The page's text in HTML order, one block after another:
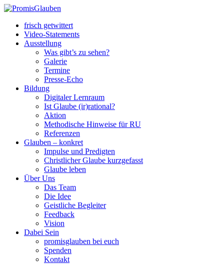
frisch getwittert
Video-Statements
Ausstellung
Was gibt’s zu sehen?
Galerie
Termine
Presse-Echo
Bildung
Digitaler Lernraum
Ist Glaube (ir)rational?
Aktion
Methodische Hinweise für RU
Referenzen
Glauben – konkret
Impulse und Predigten
Christlicher Glaube kurzgefasst
Glaube leben
Über Uns
Das Team
Die Idee
Geistliche Begleiter
Feedback
Vision
Dabei Sein
promisglauben bei euch
Spenden
Kontakt